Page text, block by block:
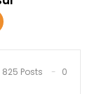
825 Posts
0